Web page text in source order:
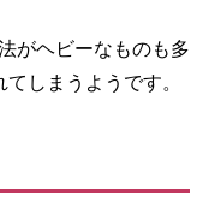
がヘビーなものも多
しまうようです。